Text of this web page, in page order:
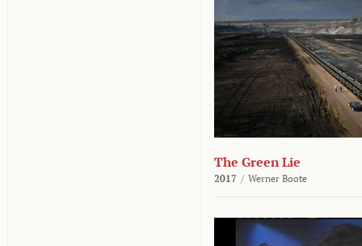
The Green Lie
2017 / Werner Boote